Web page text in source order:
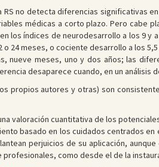
RS no detecta diferencias significativas
médicas a corto plazo. Pero cabe
los índices de neurodesarrollo a los 9
o 24 meses, o cociente desarrollo a los
nueve meses, uno y dos años; las
desaparece cuando, en un análisis
propios autores y otras) son
valoración cuantitativa de los
basado en los cuidados centrados
perjuicios de su aplicación,
profesionales, como desde el de la